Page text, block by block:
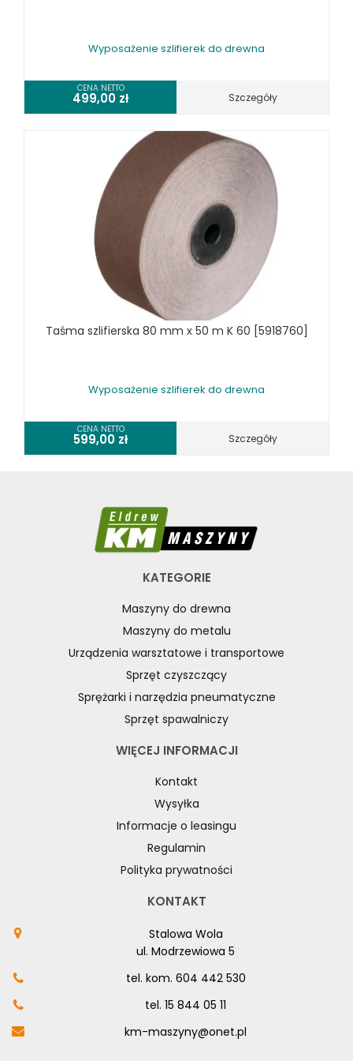
URZĄDZENIA WARSZTATOWE I TRANSPORTOWE
SPRĘŻARKI I NARZĘDZIA PNEUMATYCZNE
KOSZT DOSTAWY
Wyposażenie szlifierek do drewna
CENA NETTO
499,00 zł Szczegóły
Taśma szlifierska 80 mm x 50 m K 60 [5918760]
Wyposażenie szlifierek do drewna
CENA NETTO
599,00 zł Szczegóły
KATEGORIE
Maszyny do drewna
Maszyny do metalu
Urządzenia warsztatowe i transportowe
Sprzęt czyszczący
Sprężarki i narzędzia pneumatyczne
Sprzęt spawalniczy
WIĘCEJ INFORMACJI
Kontakt
Wysyłka
Informacje o leasingu
Regulamin
Polityka prywatności
KONTAKT
Stalowa Wola
ul. Modrzewiowa 5
tel. kom. 604 442 530
tel. 15 844 05 11
km-maszyny@onet.pl